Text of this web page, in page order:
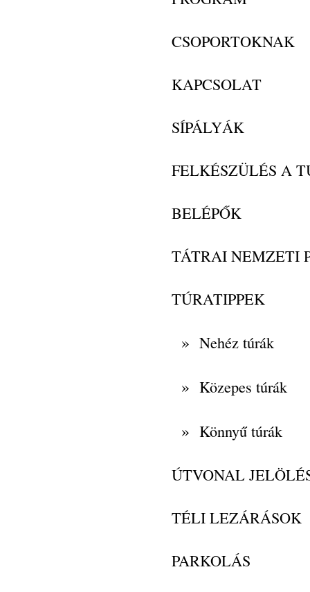
CSOPORTOKNAK
KAPCSOLAT
SÍPÁLYÁK
FELKÉSZÜLÉS A
BELÉPŐK
TÁTRAI NEMZETI
TÚRATIPPEK
» Nehéz túrák
» Közepes túrák
» Könnyű túrák
ÚTVONAL
TÉLI LEZÁRÁSOK
PARKOLÁS